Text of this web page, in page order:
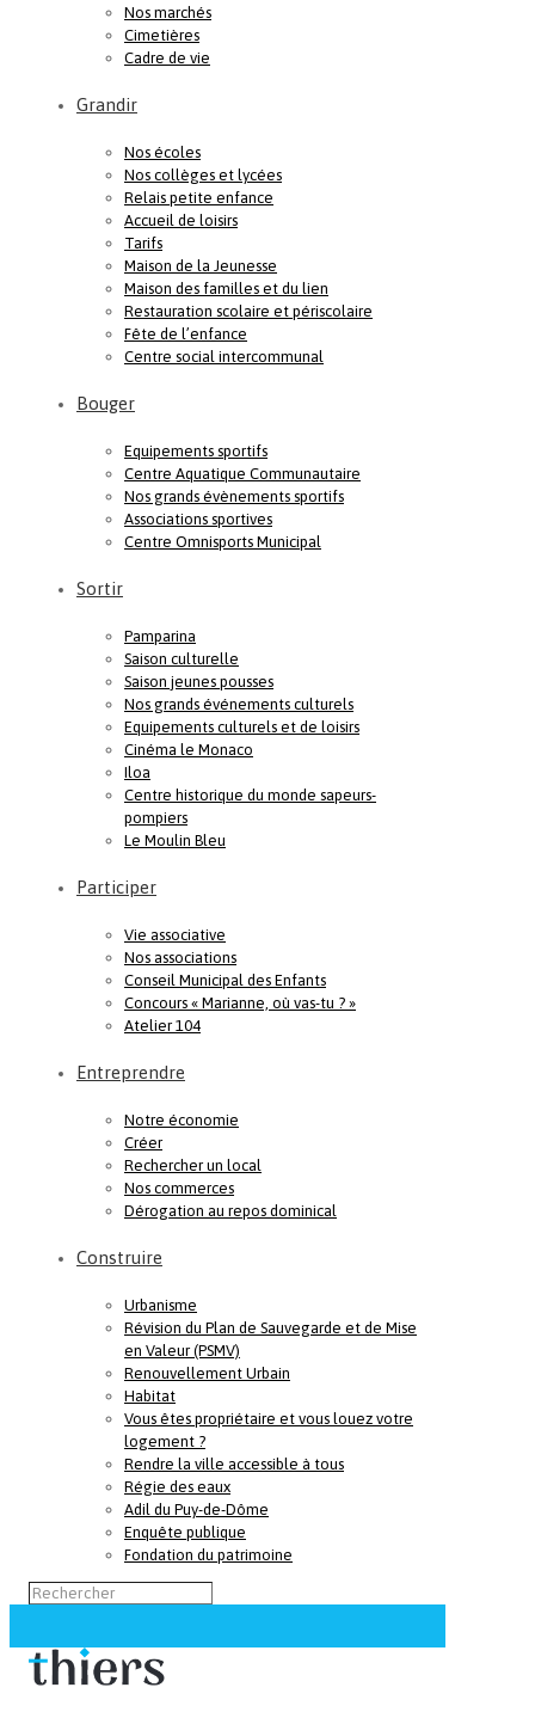
Nos marchés
Cimetières
Cadre de vie
Grandir
Nos écoles
Nos collèges et lycées
Relais petite enfance
Accueil de loisirs
Tarifs
Maison de la Jeunesse
Maison des familles et du lien
Restauration scolaire et périscolaire
Fête de l’enfance
Centre social intercommunal
Bouger
Equipements sportifs
Centre Aquatique Communautaire
Nos grands évènements sportifs
Associations sportives
Centre Omnisports Municipal
Sortir
Pamparina
Saison culturelle
Saison jeunes pousses
Nos grands événements culturels
Equipements culturels et de loisirs
Cinéma le Monaco
Iloa
Centre historique du monde sapeurs-
pompiers
Le Moulin Bleu
Participer
Vie associative
Nos associations
Conseil Municipal des Enfants
Concours « Marianne, où vas-tu ? »
Atelier 104
Entreprendre
Notre économie
Créer
Rechercher un local
Nos commerces
Dérogation au repos dominical
Construire
Urbanisme
Révision du Plan de Sauvegarde et de Mise
en Valeur (PSMV)
Renouvellement Urbain
Habitat
Vous êtes propriétaire et vous louez votre
logement ?
Rendre la ville accessible à tous
Régie des eaux
Adil du Puy-de-Dôme
Enquête publique
Fondation du patrimoine